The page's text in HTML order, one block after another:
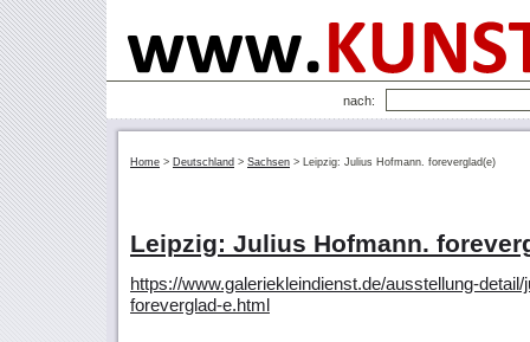
nach:
Home > Deutschland > Sachsen > Leipzig: Julius Hofmann. foreverglad(e)
Leipzig: Julius Hofmann.
https://www.galeriekleindienst.de/ausstellung-
foreverglad-e.html